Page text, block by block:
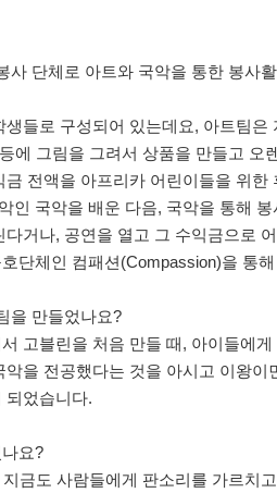
사 단체로 아트와 국악을 통한 봉사
들로 구성되어 있는데요, 아트팀
에 그림을 그려서 상품을 만들고 오
전액을 아프리카 어린이들을 위한
인 국악을 배운 다음, 국악을 통해
거나, 공연을 열고 그 수익금으로
단체인 컴패션(Compassion)을 통
을 만들었나요?
고블린을 처음 만들 때, 아이들에
을 전공했다는 것을 아시고 이왕
되었습니다.
요?
금도 사람들에게 판소리를 가르치